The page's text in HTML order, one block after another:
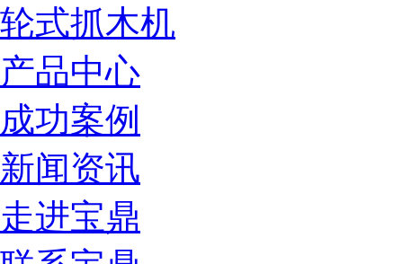
轮式抓木机
产品中心
成功案例
新闻资讯
走进宝鼎